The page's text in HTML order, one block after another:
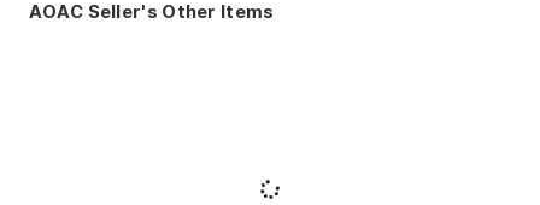
AOAC Seller's Other Items